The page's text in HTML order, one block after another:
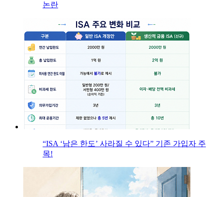
논란
“ISA ‘남은 한도’ 사라질 수 있다” 기존 가입자 주
목!